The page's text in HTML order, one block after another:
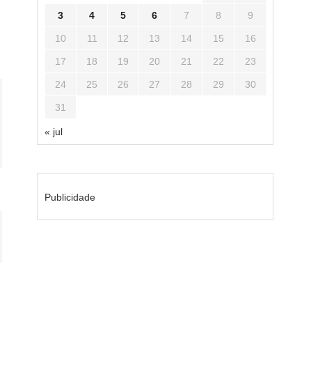
3 4 5 6 7 8 9
10 11 12 13 14 15 16
17 18 19 20 21 22 23
24 25 26 27 28 29 30
31
« jul
Publicidade